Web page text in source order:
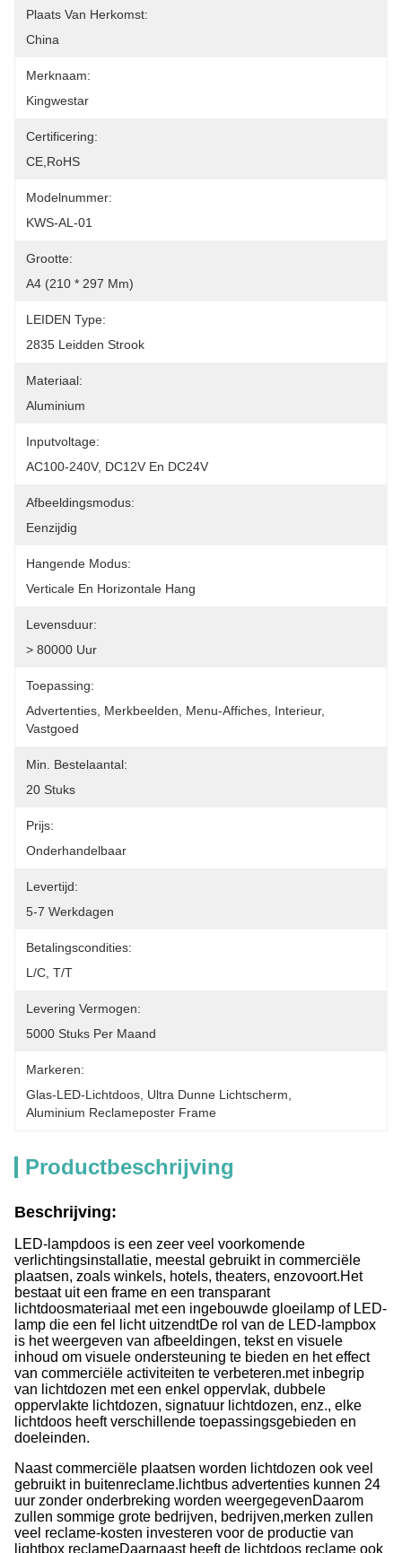
Plaats Van Herkomst:
China
Merknaam:
Kingwestar
Certificering:
CE,RoHS
Modelnummer:
KWS-AL-01
Grootte:
A4 (210 * 297 Mm)
LEIDEN Type:
2835 Leidden Strook
Materiaal:
Aluminium
Inputvoltage:
AC100-240V, DC12V En DC24V
Afbeeldingsmodus:
Eenzijdig
Hangende Modus:
Verticale En Horizontale Hang
Levensduur:
> 80000 Uur
Toepassing:
Advertenties, Merkbeelden, Menu-Affiches, Interieur,
Vastgoed
Min. Bestelaantal:
20 Stuks
Prijs:
Onderhandelbaar
Levertijd:
5-7 Werkdagen
Betalingscondities:
L/C, T/T
Levering Vermogen:
5000 Stuks Per Maand
Markeren:
Glas-LED-Lichtdoos Ultra Dunne Lichtscherm
Aluminium Reclameposter Frame
Productbeschrijving
Beschrijving:
LED-lampdoos is een zeer veel voorkomende
verlichtingsinstallatie, meestal gebruikt in commerciële
plaatsen, zoals winkels, hotels, theaters, enzovoort.Het
bestaat uit een frame en een transparant
lichtdoosmateriaal met een ingebouwde gloeilamp of LED-
lamp die een fel licht uitzendtDe rol van de LED-lampbox
is het weergeven van afbeeldingen, tekst en visuele
inhoud om visuele ondersteuning te bieden en het effect
van commerciële activiteiten te verbeteren.met inbegrip
van lichtdozen met een enkel oppervlak, dubbele
oppervlakte lichtdozen, signatuur lichtdozen, enz., elke
lichtdoos heeft verschillende toepassingsgebieden en
doeleinden.
Naast commerciële plaatsen worden lichtdozen ook veel
gebruikt in buitenreclame.lichtbus advertenties kunnen 24
uur zonder onderbreking worden weergegevenDaarom
zullen sommige grote bedrijven, bedrijven,merken zullen
veel reclame-kosten investeren voor de productie van
lightbox reclameDaarnaast heeft de lichtdoos reclame ook